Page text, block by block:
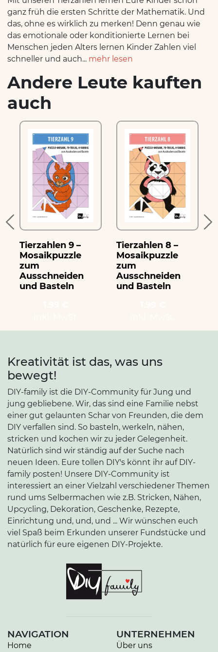
ganz früh die ersten Schritte der Mathematik. Und
das, ohne es wirklich zu merken! Denn genau wie
das emotionale oder konditionierte Lernen bei
Menschen jeden Alters lernen Kinder Zahlen viel
schneller und auch... mehr lesen
Andere Leute kauften
auch
Tierzahlen 9 –
Mosaikpuzzle
zum
Ausschneiden
und Basteln
Tierzahlen 8 –
Mosaikpuzzle
zum
Ausschneiden
und Basteln
Kreativität ist das, was uns
bewegt!
DIY-family ist die DIY-Community für Jung und
jung gebliebene. Wir, das sind eine Familie nebst
einer gut gelaunten Schar von Freunden, die dem
DIY verfallen sind. So basteln, werkeln, nähen,
stricken und kochen wir zu jeder Gelegenheit.
Natürlich sind wir ständig auf der Suche nach
neuen Ideen. Eure tollen DIY's könnt ihr auf DIY-
family posten! Unsere DIY-Community ist
interessiert an einer Vielzahl verschiedener Themen
rund ums Selbermachen wie z.B. Stricken, Nähen,
Upcycling, Dekoration, Geschenke, Rezepte,
Einrichtung und, und, und ... Wir wünschen euch
viel Spaß beim Erkunden unserer Fundstücke und
natürlich für eure eigenen DIY-Projekte.
NAVIGATION
Home
UNTERNEHMEN
Über uns